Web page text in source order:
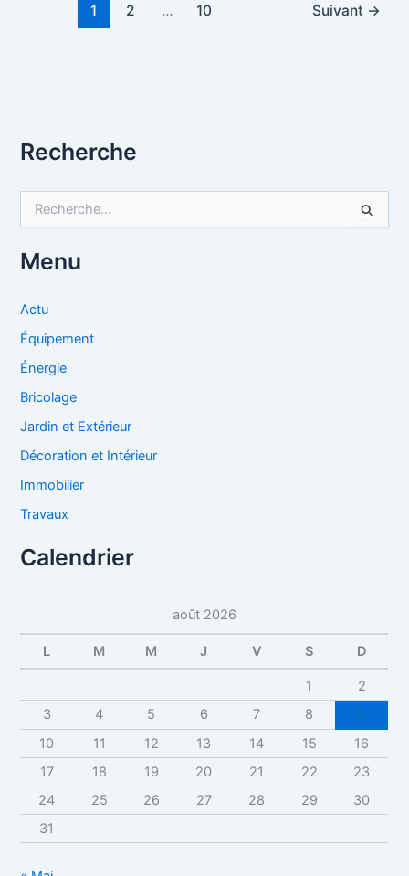
1 2 … 10 Suivant →
Recherche
h
e
c
e
r
:
Menu
Actu
Équipement
Énergie
Bricolage
Jardin et Extérieur
Décoration et Intérieur
Immobilier
Travaux
Calendrier
août 2026
L M M J V S D
1
2
3
4 5 6 7 8
10
11 12 13 14 15
16
17
18 19 20 21 22
23
24
25 26 27 28 29
30
31